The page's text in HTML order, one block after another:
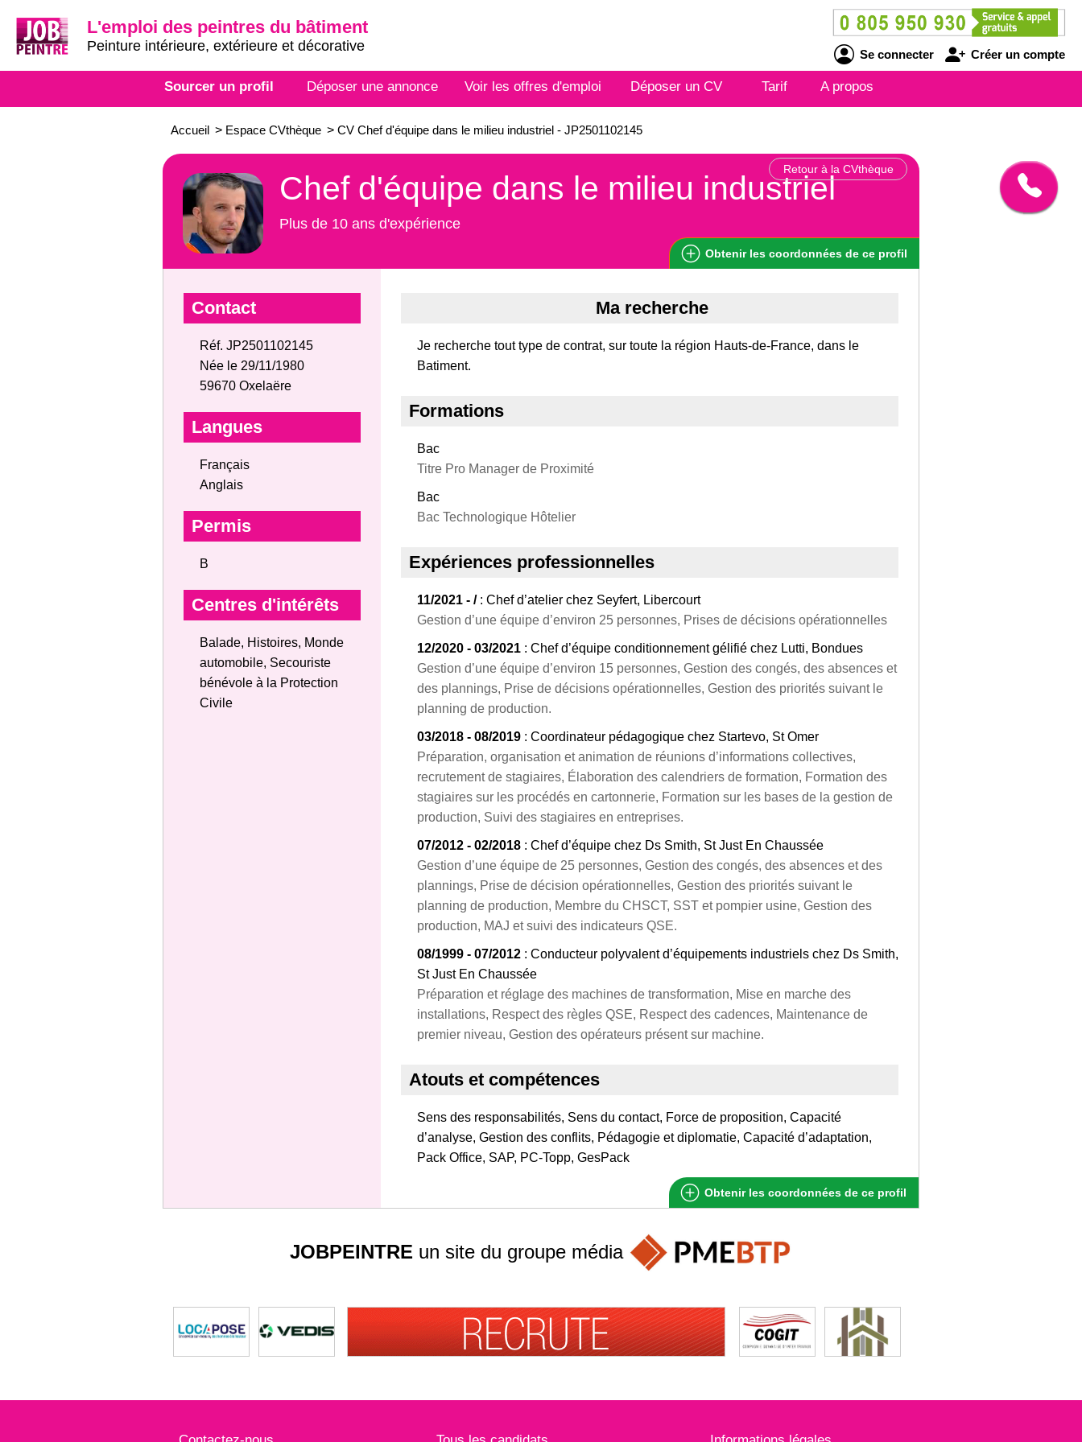
L'emploi des peintres du bâtiment
Peinture intérieure, extérieure et décorative
Se connecter Créer un compte
Sourcer un profil Déposer une annonce Voir les offres d'emploi Déposer un CV Tarif A propos
Accueil > Espace CVthèque > CV Chef d'équipe dans le milieu industriel - JP2501102145
Retour à la CVthèque
Chef d'équipe dans le milieu industriel
Plus de 10 ans d'expérience
Obtenir les coordonnées de ce profil
Contact
Réf. JP2501102145
Née le 29/11/1980
59670 Oxelaëre
Langues
Français
Anglais
Permis
B
Centres d'intérêts
Balade, Histoires, Monde
automobile, Secouriste
bénévole à la Protection
Civile
Ma recherche
Je recherche tout type de contrat, sur toute la région Hauts-de-France, dans le
Batiment.
Formations
Bac
Titre Pro Manager de Proximité
Bac
Bac Technologique Hôtelier
Expériences professionnelles
11/2021 - /: Chef d’atelier chez Seyfert, Libercourt
Gestion d’une équipe d’environ 25 personnes, Prises de décisions opérationnelles
12/2020 - 03/2021 : Chef d’équipe conditionnement gélifié chez Lutti, Bondues
Gestion d’une équipe d’environ 15 personnes, Gestion des congés, des absences et
des plannings, Prise de décisions opérationnelles, Gestion des priorités suivant le
planning de production.
03/2018 - 08/2019 : Coordinateur pédagogique chez Startevo, St Omer
Préparation, organisation et animation de réunions d’informations collectives,
recrutement de stagiaires, Élaboration des calendriers de formation, Formation des
stagiaires sur les procédés en cartonnerie, Formation sur les bases de la gestion de
production, Suivi des stagiaires en entreprises.
07/2012 - 02/2018 : Chef d’équipe chez Ds Smith, St Just En Chaussée
Gestion d’une équipe de 25 personnes, Gestion des congés, des absences et des
plannings, Prise de décision opérationnelles, Gestion des priorités suivant le
planning de production, Membre du CHSCT, SST et pompier usine, Gestion des
production, MAJ et suivi des indicateurs QSE.
08/1999 - 07/2012 : Conducteur polyvalent d’équipements industriels chez Ds Smith,
St Just En Chaussée
Préparation et réglage des machines de transformation, Mise en marche des
installations, Respect des règles QSE, Respect des cadences, Maintenance de
premier niveau, Gestion des opérateurs présent sur machine.
Atouts et compétences
Sens des responsabilités, Sens du contact, Force de proposition, Capacité
d’analyse, Gestion des conflits, Pédagogie et diplomatie, Capacité d’adaptation,
Pack Office, SAP, PC-Topp, GesPack
Obtenir les coordonnées de ce profil
JOBPEINTRE un site du groupe média